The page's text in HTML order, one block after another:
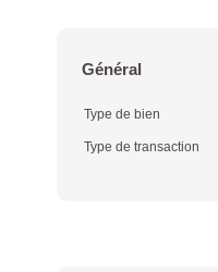
Général
Type de bien
Type de transaction